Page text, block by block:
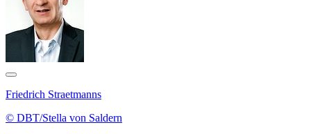
Friedrich Straetmanns
© DBT/Stella von Saldern